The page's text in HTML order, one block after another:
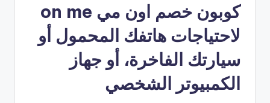
كوبون خصم اون مي on me
لاحتياجات هاتفك المحمول أو
سيارتك الفاخرة، أو جهاز
الكمبيوتر الشخصي